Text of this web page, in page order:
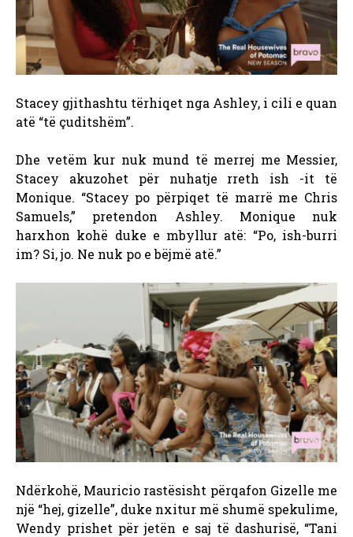
Stacey gjithashtu tërhiqet nga Ashley, i cili e quan
atë “të çuditshëm”.
Dhe vetëm kur nuk mund të merrej me Messier,
Stacey akuzohet për nuhatje rreth ish -it të
Monique. “Stacey po përpiqet të marrë me Chris
Samuels,” pretendon Ashley. Monique nuk
harxhon kohë duke e mbyllur atë: “Po, ish-burri
im? Si, ​​jo. Ne nuk po e bëjmë atë.”
Ndërkohë, Mauricio rastësisht përqafon Gizelle me
një “hej, gizelle”, duke nxitur më shumë spekulime,
Wendy prishet për jetën e saj të dashurisë, “Tani